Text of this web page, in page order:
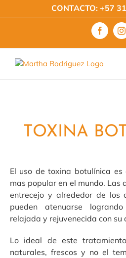
al
CONTACTO: +57
TOXINA
El uso de toxina botulínica
mas popular en el mundo. Las
entrecejo y alrededor de los
pueden atenuarse
relajada y rejuvenecida con su
Lo ideal de este
naturales, frescos y no el